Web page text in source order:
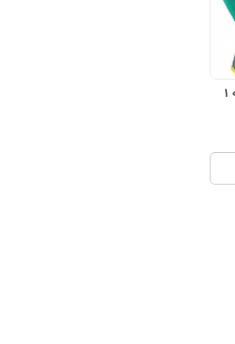
دستکش صنعتی ضدبرش درجه 1